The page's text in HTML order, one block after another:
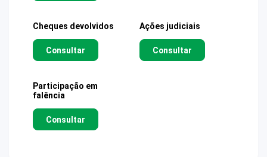
Cheques devolvidos
Consultar
Ações judiciais
Consultar
Participação em
falência
Consultar